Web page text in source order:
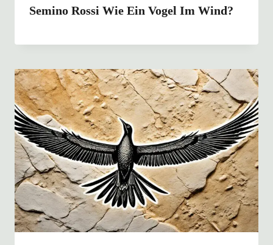
Semino Rossi Wie Ein Vogel Im Wind?